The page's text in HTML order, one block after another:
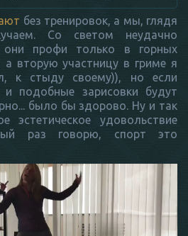
без тренировок, а мы, глядя
Со светом неудачно
они профи только в горных
вторую участницу в гриме я
к стыду своему)), но если
и подобные зарисовки будут
было бы здорово. Ну и так
эстетическое удовольствие
раз говорю, спорт это